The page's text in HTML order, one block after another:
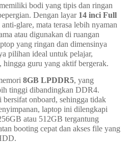
bodi yang tipis dan ringan
Dengan layar 14 inci Full
glare, mata terasa lebih nyaman
atau digunakan di ruangan
yang ringan dan dimensinya
pilihan ideal untuk pelajar,
hingga guru yang aktif bergerak.
8GB LPDDR5, yang
tinggi dibandingkan DDR4.
onboard, sehingga tidak
laptop ini dilengkapi
atau 512GB tergantung
booting cepat dan akses file yang